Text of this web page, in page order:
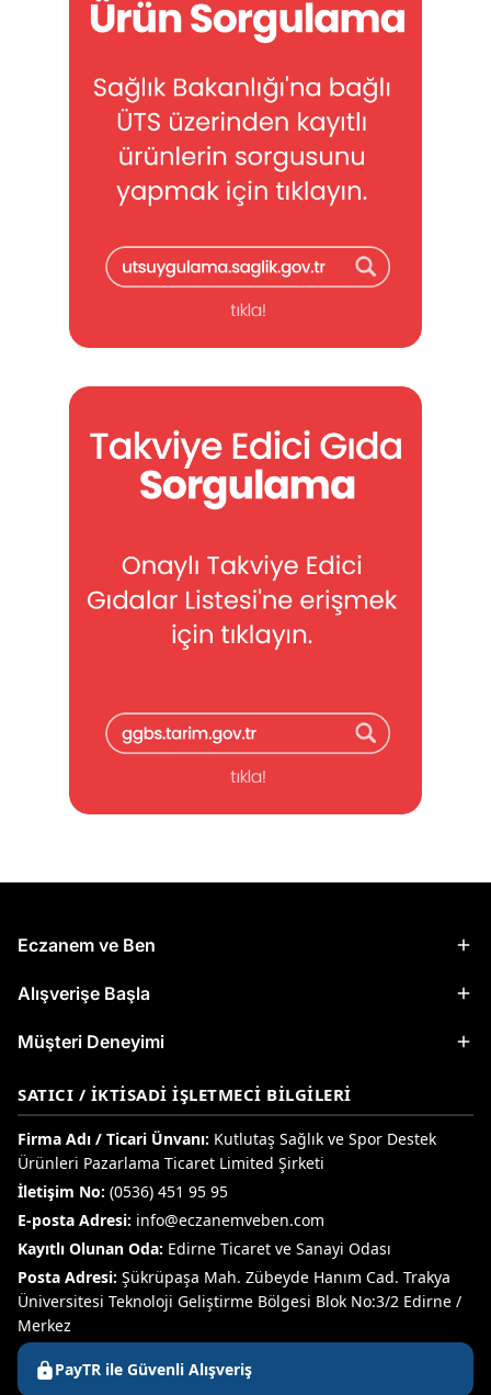
Eczanem ve Ben
Alışverişe Başla
Müşteri Deneyimi
SATICI / İKTISADI İŞLETMECI BILGILERI
Firma Adı / Ticari Ünvanı: Kutlutaş Sağlık ve Spor Destek
Ürünleri Pazarlama Ticaret Limited Şirketi
İletişim No: (0536) 451 95 95
E-posta Adresi: info@eczanemveben.com
Kayıtlı Olunan Oda: Edirne Ticaret ve Sanayi Odası
Posta Adresi: Şükrüpaşa Mah. Zübeyde Hanım Cad. Trakya
Üniversitesi Teknoloji Geliştirme Bölgesi Blok No:3/2 Edirne /
Merkez
PayTR ile Güvenli Alışveriş